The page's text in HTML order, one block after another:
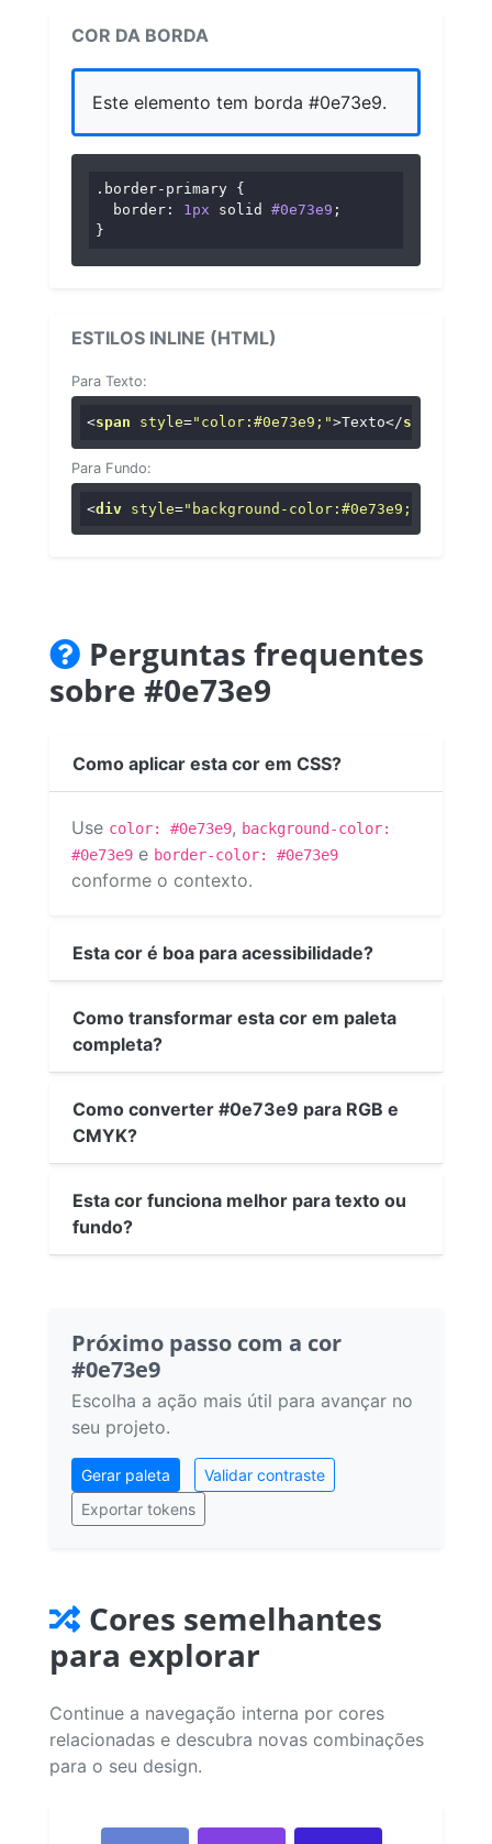
COR DA BORDA
Este elemento tem borda #0e73e9.
.border-primary {
border : 1px solid #0e73e9 ;
}
ESTILOS INLINE (HTML)
Para Texto:
<span style="color:#0e73e9;">Texto</span
Para Fundo:
<div style="background-color:#0e73e9;"
Perguntas frequentes
sobre #0e73e9
Como aplicar esta cor em CSS?
Use color: #0e73e9, background-color:
#0e73e9 e border-color: #0e73e9
conforme o contexto.
Esta cor é boa para acessibilidade?
Como transformar esta cor em paleta
completa?
Como converter #0e73e9 para RGB e
CMYK?
Esta cor funciona melhor para texto ou
fundo?
Próximo passo com a cor
#0e73e9
Escolha a ação mais útil para avançar no
seu projeto.
Gerar paleta
Validar contraste
Exportar tokens
Cores semelhantes
para explorar
Continue a navegação interna por cores
relacionadas e descubra novas combinações
para o seu design.